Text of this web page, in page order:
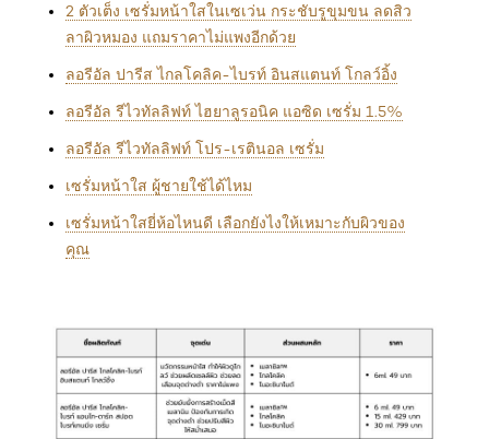
2 ตัวเต็ง เซรั่มหน้าใสในเซเว่น กระชับรูขุมขน ลดสิว
ลาผิวหมอง แถมราคาไม่แพงอีกด้วย
ลอรีอัล ปารีส ไกลโคลิค-ไบรท์ อินสแตนท์ โกลว์อิ้ง
ลอรีอัล รีไวทัลลิฟท์ ไฮยาลูรอนิค แอซิด เซรั่ม 1.5%
ลอรีอัล รีไวทัลลิฟท์ โปร-เรตินอล เซรั่ม
เซรั่มหน้าใส ผู้ชายใช้ได้ไหม
เซรั่มหน้าใสยี่ห้อไหนดี เลือกยังไงให้เหมาะกับผิวของ
คุณ